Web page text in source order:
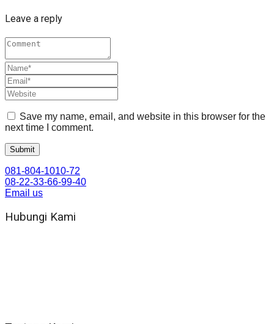
Leave a reply
Save my name, email, and website in this browser for the
next time I comment.
081-804-1010-72
08-22-33-66-99-40
Email us
Hubungi Kami